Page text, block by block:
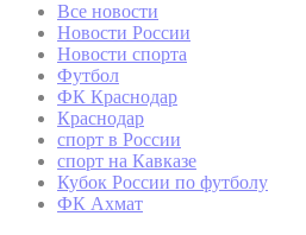
Все новости
Новости России
Новости спорта
Футбол
ФК Краснодар
Краснодар
спорт в России
спорт на Кавказе
Кубок России по футболу
ФК Ахмат